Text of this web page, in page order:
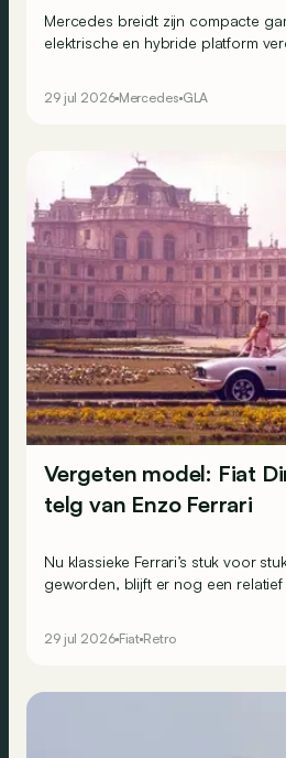
Mercedes breidt zijn compacte
elektrische en hybride platform
29 jul 2026 Mercedes GLA
Vergeten model: Fiat
telg van Enzo Ferrari
Nu klassieke Ferrari’s stuk voor
geworden, blijft er nog een relatief
29 jul 2026 Fiat Retro